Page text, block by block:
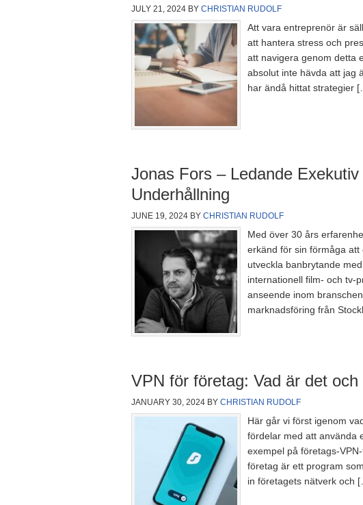
JULY 21, 2024 BY CHRISTIAN RUDOLF
Att vara entreprenör är
att hantera stress och
att navigera genom detta
absolut inte hävda att jag
har ändå hittat strategier
Jonas Fors – Ledande
Underhållning
JUNE 19, 2024 BY CHRISTIAN RUDOLF
Med över 30 års
erkänd för sin förmåga
utveckla banbrytande
internationell film- och tv-
anseende inom
marknadsföring från
VPN för företag: Vad är det
JANUARY 30, 2024 BY CHRISTIAN RUDOLF
Här går vi först igenom
fördelar med att använda
exempel på företags-
företag är ett program
in företagets nätverk och